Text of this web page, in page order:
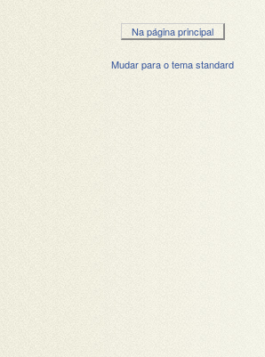
Na página principal
Mudar para o tema standard